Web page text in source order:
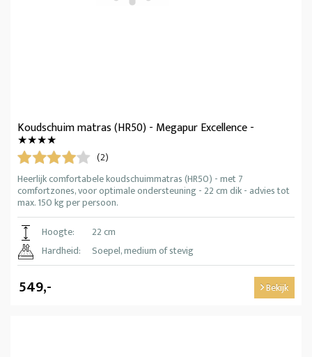
Koudschuim matras (HR50) - Megapur Excellence -
★★★★
(2)
Heerlijk comfortabele koudschuimmatras (HR50) - met 7
comfortzones, voor optimale ondersteuning - 22 cm dik - advies tot
max. 150 kg per persoon.
Hoogte:
22 cm
Hardheid:
Soepel, medium of stevig
549,- Bekijk